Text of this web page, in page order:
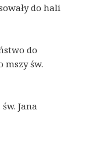
do hali
do
mszy św.
Jana